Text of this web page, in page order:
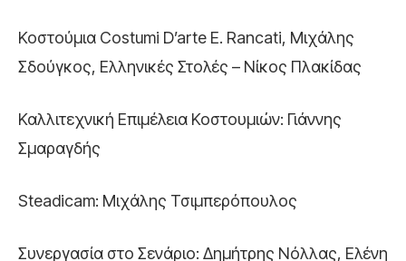
Κοστούμια Costumi D’arte E. Rancati, Μιχάλης
Σδούγκος, Ελληνικές Στολές – Νίκος Πλακίδας
Καλλιτεχνική Επιμέλεια Κοστουμιών: Γιάννης
Σμαραγδής
Steadicam: Μιχάλης Τσιμπερόπουλος
Συνεργασία στο Σενάριο: Δημήτρης Νόλλας, Ελένη